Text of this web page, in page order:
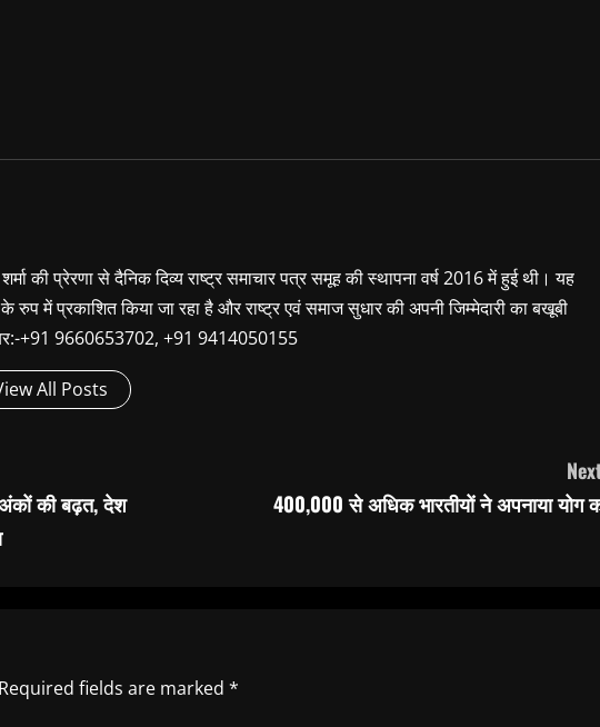
शर्मा की प्रेरणा से दैनिक दिव्य राष्ट्र समाचार पत्र समूह की स्थापना वर्ष 2016 में हुई थी। यह
में प्रकाशित किया जा रहा है और राष्ट्र एवं समाज सुधार की अपनी जिम्मेदारी का बखूबी
+91 9660653702, +91 9414050155
All Posts
अंकों की बढ़त, देश
400,000 से अधिक भारतीयों ने अपनाया योग
Required fields are marked *